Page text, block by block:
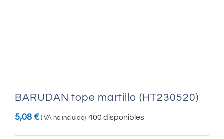
BARUDAN tope martillo (HT230520)
5,08 € (IVA no incluido) 400 disponibles